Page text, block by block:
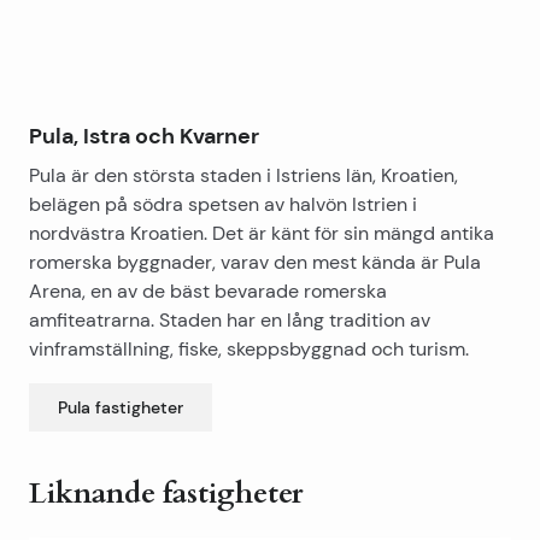
inflyttning, så att du kan börja njuta av alla dess
fördelar direkt. Oavsett om du letar efter ett hem för
dig själv eller en smart investering, erbjuder denna
fastighet i Štinjan allt du behöver.
Pula, Istra och Kvarner
Pula är den största staden i Istriens län, Kroatien,
belägen på södra spetsen av halvön Istrien i
nordvästra Kroatien. Det är känt för sin mängd antika
romerska byggnader, varav den mest kända är Pula
Arena, en av de bäst bevarade romerska
amfiteatrarna. Staden har en lång tradition av
vinframställning, fiske, skeppsbyggnad och turism.
Pula fastigheter
Liknande fastigheter